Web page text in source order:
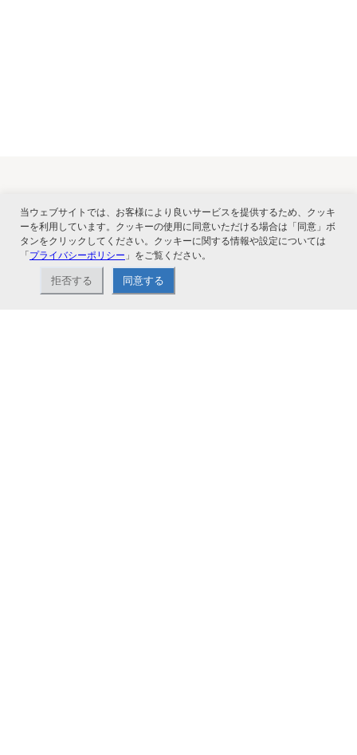
関連サービス
当ウェブサイトでは、お客様により良いサービスを提供するため、クッキ
ーを利用しています。クッキーの使用に同意いただける場合は「同意」ボ
タンをクリックしてください。クッキーに関する情報や設定については
「プライバシーポリシー 」をご覧ください。
拒否する 同意する